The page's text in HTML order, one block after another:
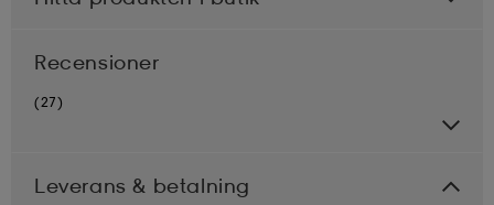
Recensioner
(27)
Leverans & betalning